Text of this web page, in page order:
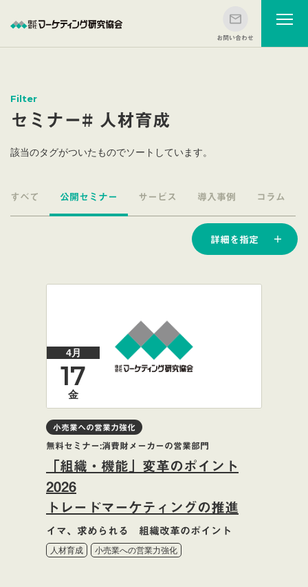
Filter
セミナー# 人材育成
該当のタグがついたものでソートしています。
すべて 公開セミナー サービス 導入事例 コラム
詳細を指定
4月
17
金
小売業への営業力強化
無料セミナー:消費財メーカーの営業部門
「組織・機能」変革のポイント
2026
トレードマーケティングの推進
イマ、求められる 組織改革のポイント
人材育成 小売業への営業力強化